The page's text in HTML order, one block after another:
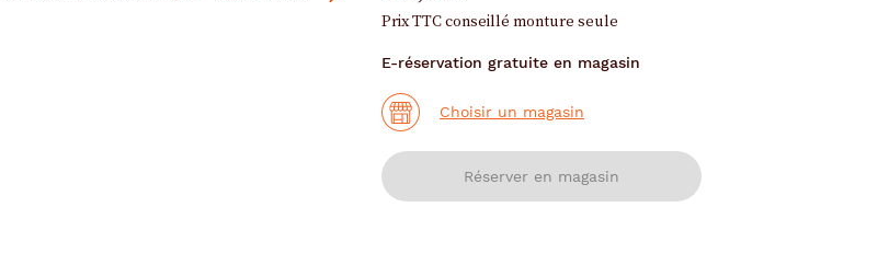
Prix TTC conseillé monture seule
E-réservation gratuite en magasin
Choisir un magasin
Réserver en magasin